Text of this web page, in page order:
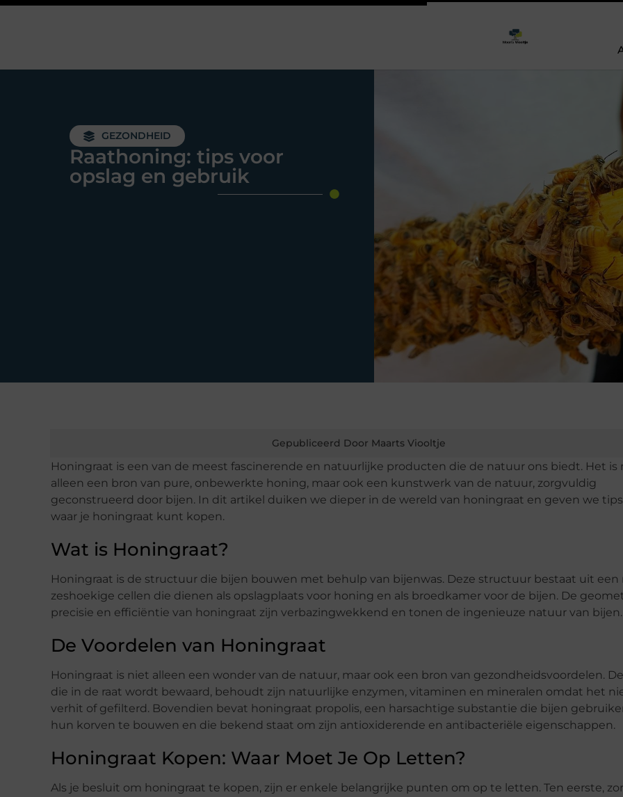
GEZONDHEID
Raathoning: tips voor
opslag en gebruik
Gepubliceerd Door Maarts Viooltje
Honingraat is een van de meest fascinerende en natuurlijke producten die de natuur ons biedt. Het is
alleen een bron van pure, onbewerkte honing, maar ook een kunstwerk van de natuur, zorgvuldig
geconstrueerd door bijen. In dit artikel duiken we dieper in de wereld van honingraat en geven we
waar je honingraat kunt kopen.
Wat is Honingraat?
Honingraat is de structuur die bijen bouwen met behulp van bijenwas. Deze structuur bestaat uit een
zeshoekige cellen die dienen als opslagplaats voor honing en als broedkamer voor de bijen. De
precisie en efficiëntie van honingraat zijn verbazingwekkend en tonen de ingenieuze natuur van bijen.
De Voordelen van Honingraat
Honingraat is niet alleen een wonder van de natuur, maar ook een bron van gezondheidsvoordelen.
die in de raat wordt bewaard, behoudt zijn natuurlijke enzymen, vitaminen en mineralen omdat het
verhit of gefilterd. Bovendien bevat honingraat propolis, een harsachtige substantie die bijen
hun korven te bouwen en die bekend staat om zijn antioxiderende en antibacteriële eigenschappen.
Honingraat Kopen: Waar Moet Je Op Letten?
Als je besluit om honingraat te kopen, zijn er enkele belangrijke punten om op te letten. Ten eerste,